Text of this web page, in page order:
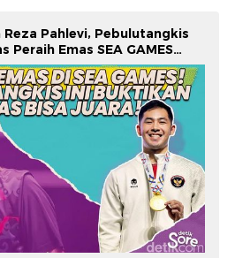
Reza Pahlevi, Pebulutangkis
Peraih Emas SEA GAMES